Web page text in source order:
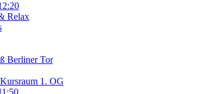
Relax
Berliner Tor
1. OG